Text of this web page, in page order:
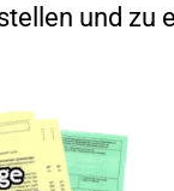
und zu